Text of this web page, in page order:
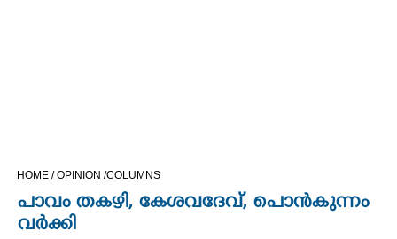
HOME /OPINION /COLUMNS
പാവം തകഴി, കേശവദേവ്, പൊൻകുന്നം
വർക്കി